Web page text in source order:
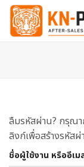
ข้าม
ยัง
ลืมรหัสผ่าน? กรุณา
ลิงก์เพื่อสร้างรหัสผ่
ชื่อผู้ใช้งาน หรืออีเม